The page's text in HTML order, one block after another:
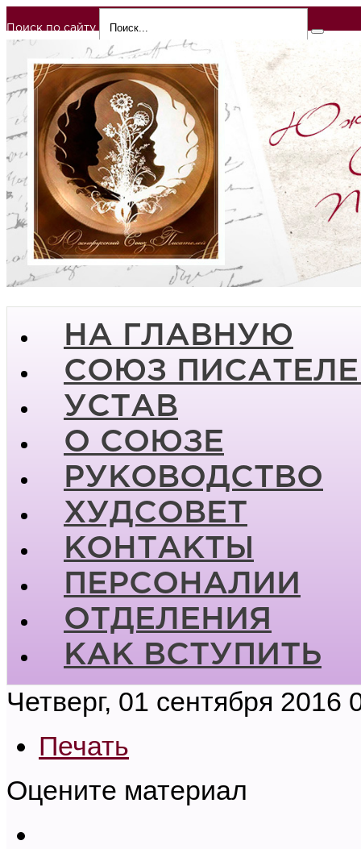
Поиск по сайту
НА ГЛАВНУЮ
СОЮЗ
УСТАВ
О СОЮЗЕ
РУКОВОДСТВО
ХУДСОВЕТ
КОНТАКТЫ
ПЕРСОНАЛИИ
ОТДЕЛЕНИЯ
КАК ВСТУПИТЬ
Четверг, 01 сентября 2016
Печать
Оцените материал